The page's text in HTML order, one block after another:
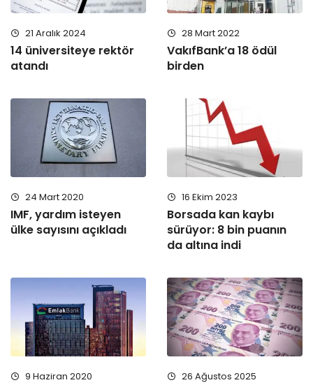
21 Aralık 2024
14 üniversiteye rektör
atandı
28 Mart 2022
VakıfBank’a 18 ödül
birden
24 Mart 2020
IMF, yardım isteyen
ülke sayısını açıkladı
16 Ekim 2023
Borsada kan kaybı
sürüyor: 8 bin puanın
da altına indi
9 Haziran 2020 26 Ağustos 2025